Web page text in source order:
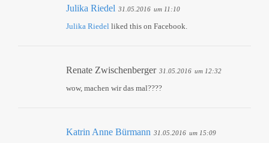
Julika Riedel 31.05.2016 um 11:10
Julika Riedel liked this on Facebook.
Renate Zwischenberger 31.05.2016 um 12:32
wow, machen wir das mal????
Katrin Anne Bürmann 31.05.2016 um 15:09